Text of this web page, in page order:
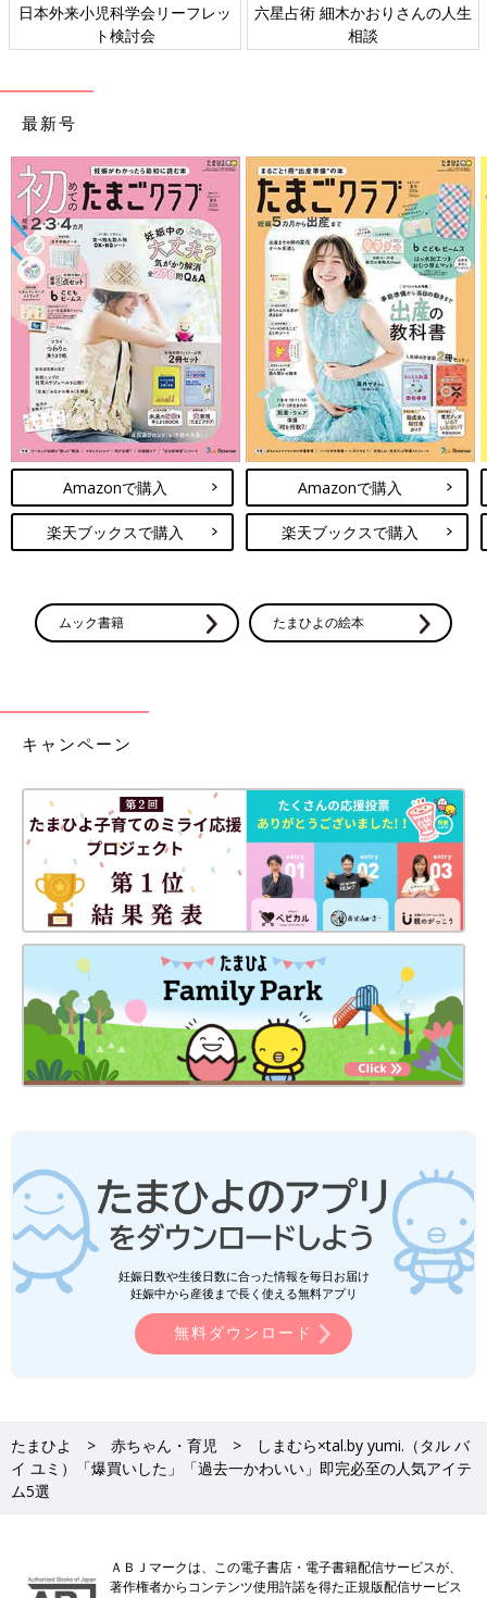
日本外来小児科学会リーフレッ
ト検討会
六星占術 細木かおりさんの人生
相談
最新号
Amazonで購入
楽天ブックスで購入
Amazonで購入
楽天ブックスで購入
ムック書籍 たまひよの絵本
キャンペーン
妊娠日数や生後日数に合った情報を毎日お届け
妊娠中から産後まで長く使える無料アプリ
無料ダウンロード
たまひよ 赤ちゃん・育児
しまむら×tal.by yumi.（タル バ
イ ユミ）「爆買いした」「過去一かわいい」即完必至の人気アイテ
ム5選
ＡＢＪマークは、この電子書店・電子書籍配信サービスが、
著作権者からコンテンツ使用許諾を得た正規版配信サービス